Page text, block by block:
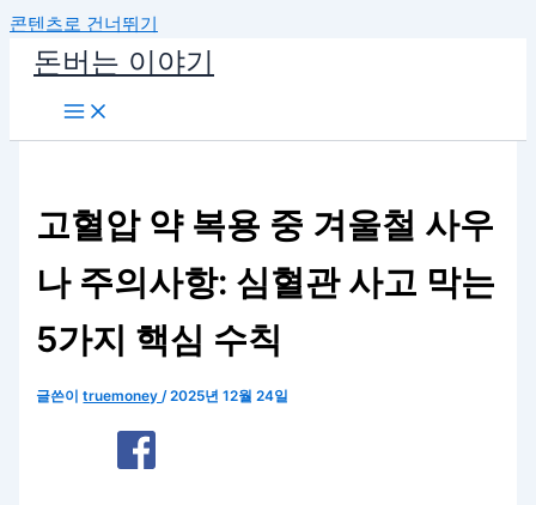
콘텐츠로 건너뛰기
돈버는 이야기
고혈압 약 복용 중 겨울철 사우
나 주의사항: 심혈관 사고 막는
5가지 핵심 수칙
글쓴이truemoney/2025년 12월 24일